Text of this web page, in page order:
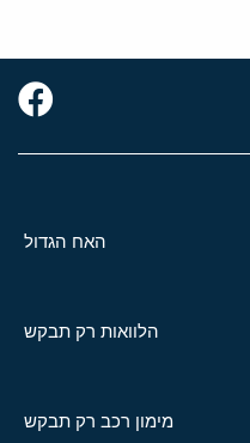
האח הגדול
הלוואות רק תבקש
מימון רכב רק תבקש